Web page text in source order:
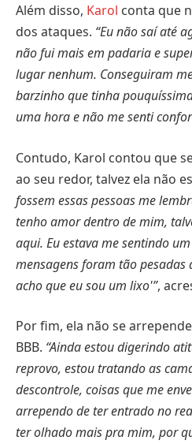
Além disso, Karol conta que
dos ataques. “Eu não saí até
não fui mais em padaria e
lugar nenhum. Conseguiram
barzinho que tinha
uma hora e não me senti
Contudo, Karol contou que
ao seu redor, talvez ela não
fossem essas pessoas me
tenho amor dentro de mim,
aqui. Eu estava me sentindo
mensagens foram tão pesadas
acho que eu sou um lixo'”,
Por fim, ela não se
BBB. “Ainda estou digerindo
reprovo, estou tratando as
descontrole, coisas que me
arrependo de ter entrado no
ter olhado mais pra mim, por